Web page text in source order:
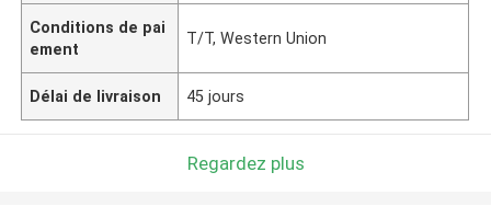
Conditions de pai
ement
T/T, Western Union
Délai de livraison 45 jours
Regardez plus